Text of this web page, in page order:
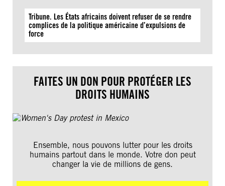
Tribune. Les États africains doivent refuser de se rendre
complices de la politique américaine d’expulsions de
force
FAITES UN DON POUR PROTÉGER LES
DROITS HUMAINS
Ensemble, nous pouvons lutter pour les droits
humains partout dans le monde. Votre don peut
changer la vie de millions de gens.